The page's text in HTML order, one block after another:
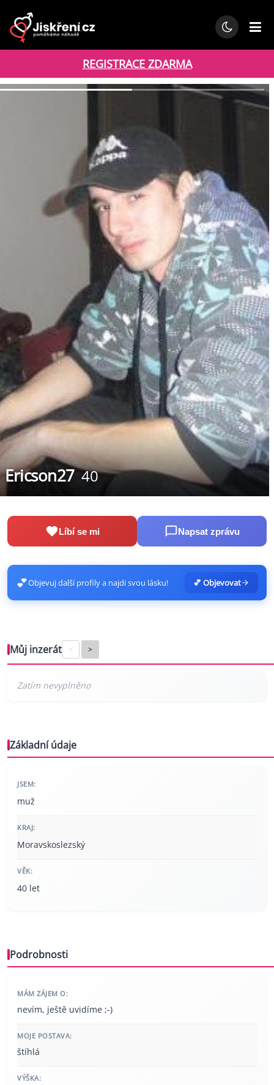
REGISTRACE ZDARMA
Ericson27 40
Líbí se mi Napsat zprávu
💕Objevuj další profily a najdi svou lásku! 💕 Objevovat
Můj inzerát < >
Základní údaje
JSEM:
muž
KRAJ:
Moravskoslezský
VĚK:
40 let
Podrobnosti
MÁM ZÁJEM O:
nevím, ještě uvidíme ;-)
MOJE POSTAVA:
štíhlá
VÝŠKA: